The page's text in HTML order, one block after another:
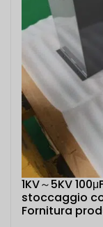
1KV～5KV
stoccaggio
Fornitura